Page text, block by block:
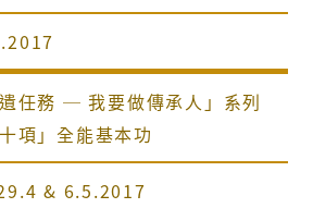
遺任務 ─ 我要做傳承人」系列
項」全能基本功
& 6.5.2017